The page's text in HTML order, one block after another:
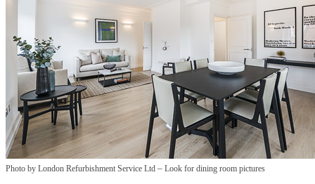
Photo by London Refurbishment Service Ltd – Look for dining room pictures